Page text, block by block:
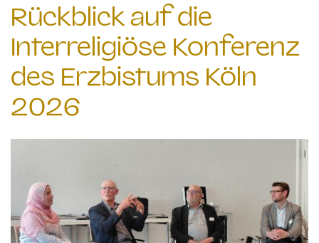
Rückblick auf die
Interreligiöse Konferenz
des Erzbistums Köln
2026